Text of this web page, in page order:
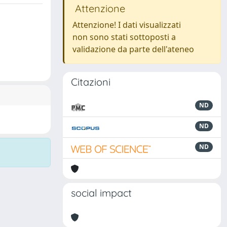
Attenzione
Attenzione! I dati visualizzati
non sono stati sottoposti a
validazione da parte dell'ateneo
Citazioni
ND
ND
ND
social impact